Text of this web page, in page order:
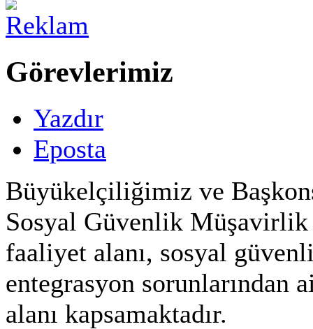
Görevlerimiz
Yazdır
Eposta
Büyükelçiliğimiz ve
Sosyal Güvenlik
faaliyet alanı, sosyal
entegrasyon sorunlarından
alanı kapsamaktadır.